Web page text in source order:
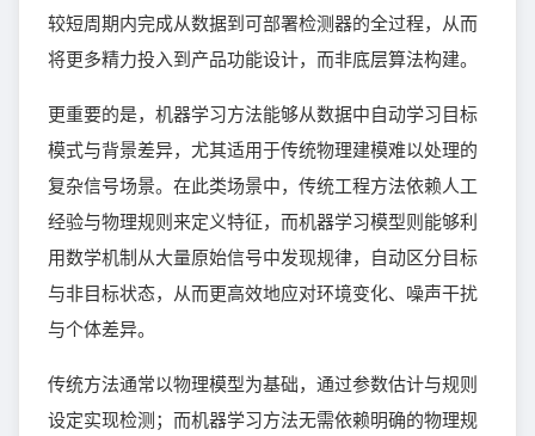
较短周期内完成从数据到可部署检测器的全过程，从而
将更多精力投入到产品功能设计，而非底层算法构建。
更重要的是，机器学习方法能够从数据中自动学习目标
模式与背景差异，尤其适用于传统物理建模难以处理的
复杂信号场景。在此类场景中，传统工程方法依赖人工
经验与物理规则来定义特征，而机器学习模型则能够利
用数学机制从大量原始信号中发现规律，自动区分目标
与非目标状态，从而更高效地应对环境变化、噪声干扰
与个体差异。
传统方法通常以物理模型为基础，通过参数估计与规则
设定实现检测；而机器学习方法无需依赖明确的物理规